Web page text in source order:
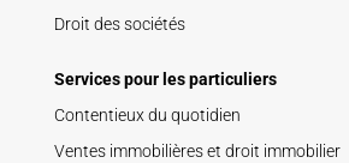
Droit des sociétés
Services pour les particuliers
Contentieux du quotidien
Ventes immobilières et droit immobilier